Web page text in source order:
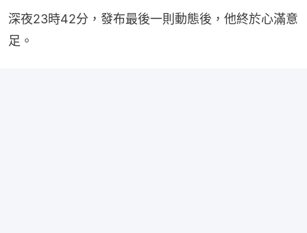
深夜23時42分，發布最後一則動態後，他終於心滿意
足。